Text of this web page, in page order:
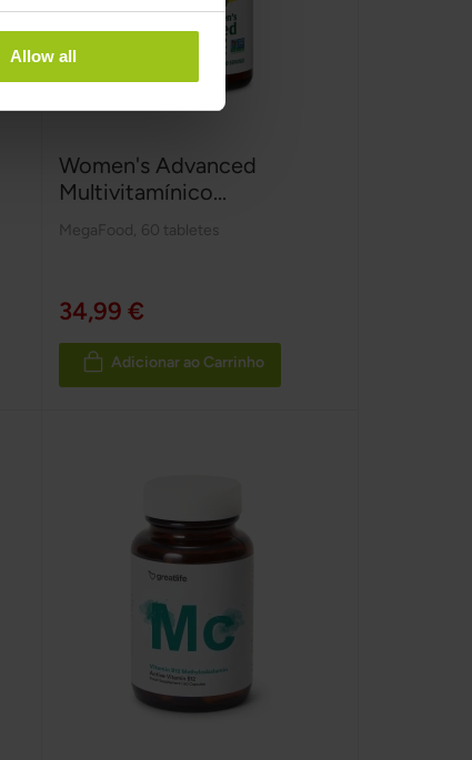
Allow all
Women's Advanced
Multivitamínico...
MegaFood 60 tabletes
34,99 €
Adicionar ao Carrinho